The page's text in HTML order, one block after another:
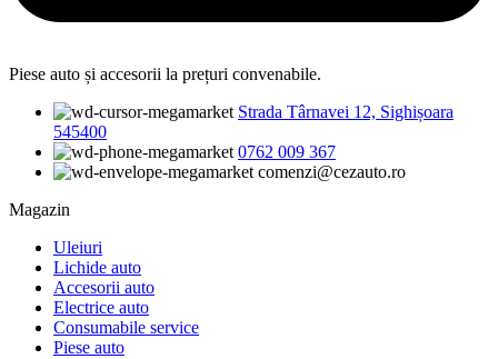
Piese auto și accesorii la prețuri convenabile.
Strada Târnavei 12, Sighișoara
545400
0762 009 367
comenzi@cezauto.ro
Magazin
Uleiuri
Lichide auto
Accesorii auto
Electrice auto
Consumabile service
Piese auto